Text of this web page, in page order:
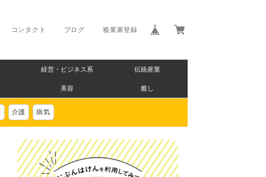
複業家登録
ブログ
コンタクト
経営・ビジネス系 伝統産業
美容 癒し
介護 病気